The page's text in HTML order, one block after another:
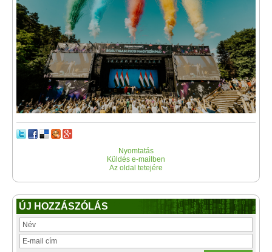
Nyomtatás
Küldés e-mailben
Az oldal tetejére
ÚJ HOZZÁSZÓLÁS